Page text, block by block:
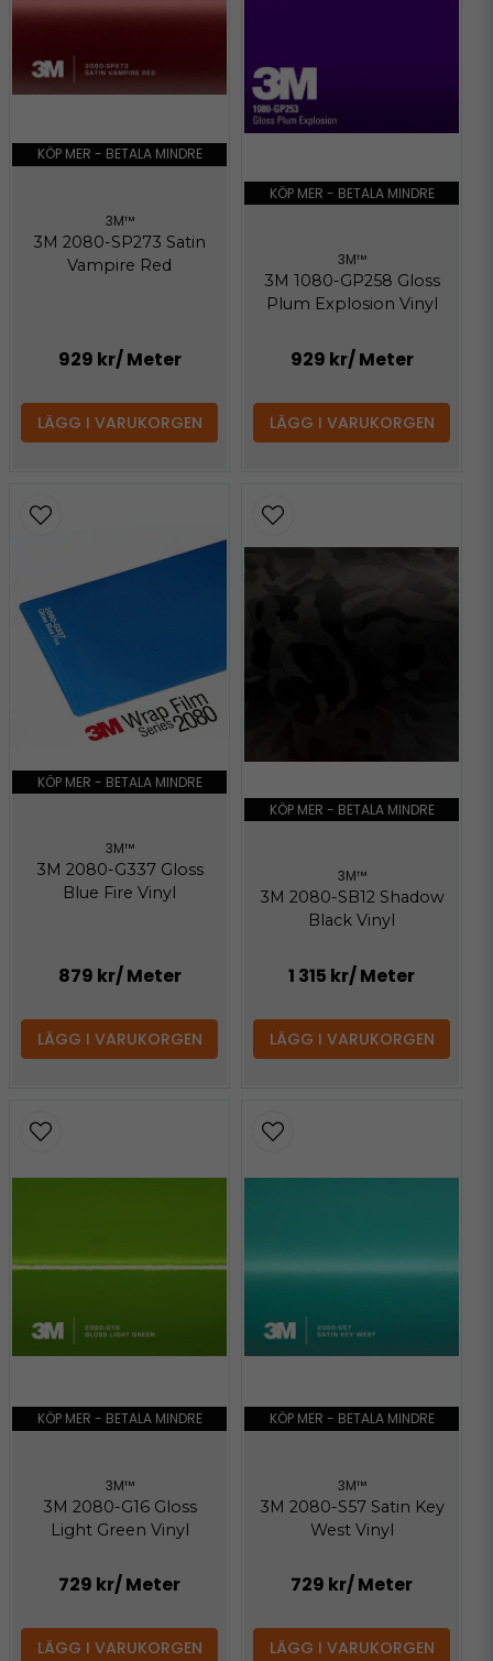
KÖP MER - BETALA MINDRE
3M™
3M 2080-SP273 Satin
Vampire Red
929 kr/ Meter
LÄGG I VARUKORGEN
KÖP MER - BETALA MINDRE
3M™
3M 1080-GP258 Gloss
Plum Explosion Vinyl
929 kr/ Meter
LÄGG I VARUKORGEN
KÖP MER - BETALA MINDRE
3M™
3M 2080-G337 Gloss
Blue Fire Vinyl
879 kr/ Meter
LÄGG I VARUKORGEN
KÖP MER - BETALA MINDRE
3M™
3M 2080-SB12 Shadow
Black Vinyl
1 315 kr/ Meter
LÄGG I VARUKORGEN
KÖP MER - BETALA MINDRE
3M™
3M 2080-G16 Gloss
Light Green Vinyl
729 kr/ Meter
LÄGG I VARUKORGEN
KÖP MER - BETALA MINDRE
3M™
3M 2080-S57 Satin Key
West Vinyl
729 kr/ Meter
LÄGG I VARUKORGEN